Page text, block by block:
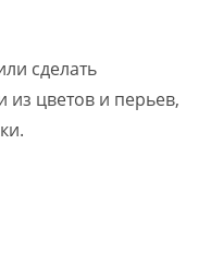
сделать
из цветов и перьев,